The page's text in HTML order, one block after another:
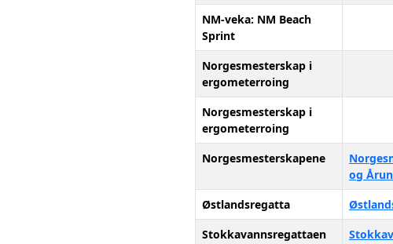
NM-veka: NM Beach
Sprint
Norgesmesterskap i
ergometerroing
Norgesmesterskap i
ergometerroing
Norgesmesterskapene
og
Østlandsregatta
Stokkavannsregattaen